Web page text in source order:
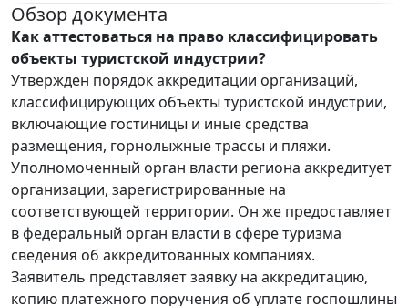
Обзор документа
Как аттестоваться на право классифицировать
объекты туристской индустрии?
Утвержден порядок аккредитации организаций,
классифицирующих объекты туристской индустрии,
включающие гостиницы и иные средства
размещения, горнолыжные трассы и пляжи.
Уполномоченный орган власти региона аккредитует
организации, зарегистрированные на
соответствующей территории. Он же предоставляет
в федеральный орган власти в сфере туризма
сведения об аккредитованных компаниях.
Заявитель представляет заявку на аккредитацию,
копию платежного поручения об уплате госпошлины